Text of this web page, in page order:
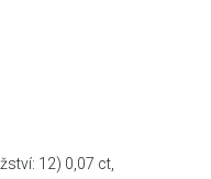
12) 0,07 ct,